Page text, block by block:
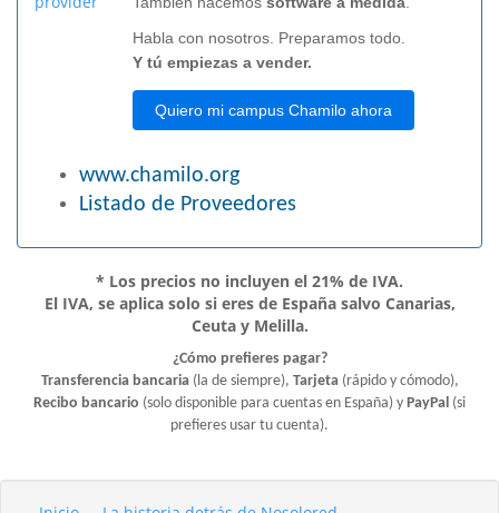
Habla con nosotros. Preparamos todo.
Y tú empiezas a vender.
Quiero mi campus Chamilo ahora
www.chamilo.org
Listado de Proveedores
* Los precios no incluyen el 21% de IVA.
El IVA, se aplica solo si eres de España salvo Canarias,
Ceuta y Melilla.
¿Cómo prefieres pagar?
Transferencia bancaria(la de siempre), Tarjeta(rápido y cómodo),
Recibo bancario (solo disponible para cuentas en España) y PayPal (si
prefieres usar tu cuenta).